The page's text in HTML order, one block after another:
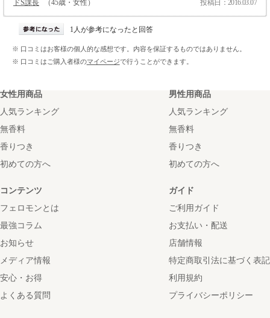
ドS課長 （45歳・女性） 投稿日：2016.03.07
1人が参考になったと回答
※ 口コミはお客様の個人的な感想です。内容を保証するものではありません。
※ 口コミはご購入者様のマイページで行うことができます。
女性用商品
人気ランキング
無香料
香りつき
初めての方へ
男性用商品
人気ランキング
無香料
香りつき
初めての方へ
コンテンツ
フェロモンとは
最強コラム
お知らせ
メディア情報
安心・お得
よくある質問
ガイド
ご利用ガイド
お支払い・配送
店舗情報
特定商取引法に基づく表記
利用規約
プライバシーポリシー